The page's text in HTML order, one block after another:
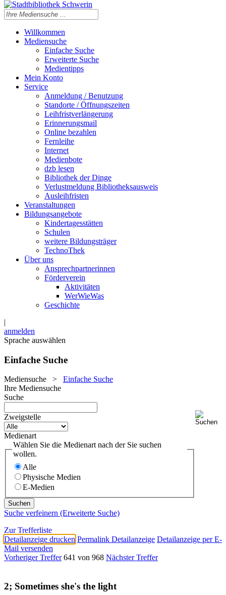
Willkommen
Mediensuche
Einfache Suche
Erweiterte Suche
Medientipps
Mein Konto
Service
Anmeldung / Benutzung
Standorte / Öffnungszeiten
Leihfristverlängerung
Erinnerungsmail
Online bezahlen
Fernleihe
Internet
Medienbote
dzb lesen
Bibliothek der Dinge
Verlustmeldung Bibliotheksausweis
Ausleihfristen
Veranstaltungen
Bildungsangebote
Kindertagesstätten
Schulen
weitere Bildungsträger
TechnoThek
Über uns
Ansprechpartnerinnen
Förderverein
Aktivitäten
WerWieWas
Geschichte
|
anmelden
Sprache auswählen
Einfache Suche
Mediensuche > Einfache Suche
Ihre Mediensuche
Suche
Zweigstelle
Medienart
Wählen Sie die Medienart nach der Sie suchen
wollen.
Alle
Physische Medien
E-Medien
Suche verfeinern (Erweiterte Suche)
Zur Trefferliste
Detailanzeige drucken Permalink Detailanzeige Detailanzeige per E-
Mail versenden
Vorheriger Treffer 641 von 968 Nächster Treffer
2; Sometimes she's the light